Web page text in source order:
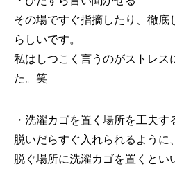
その場ですぐ指摘したり、徹底
らしいです。
私はしつこく言うのがストレス
た。笑
・洗濯カゴを置く場所を工夫す
脱いだらすぐ入れられるように、
脱ぐ場所に洗濯カゴを置くとい